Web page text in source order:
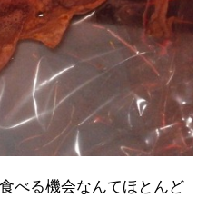
べる機会なんてほとんど